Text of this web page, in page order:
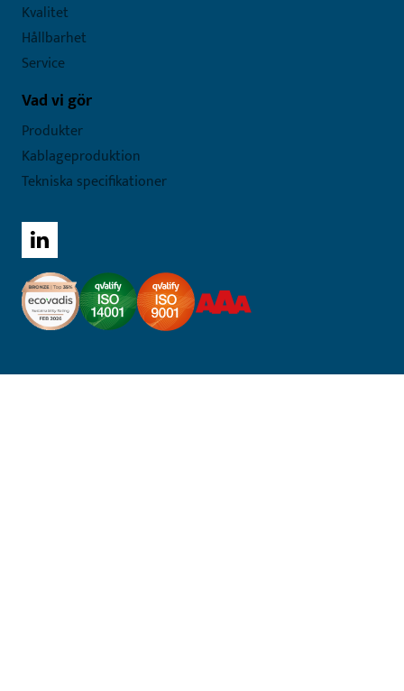
Kvalitet
Hållbarhet
Service
Vad vi gör
Produkter
Kablageproduktion
Tekniska specifikationer